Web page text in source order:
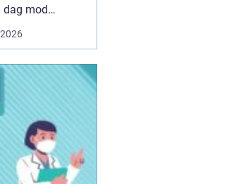
dag mod
som en
indeklima.
på energi
kravene til CO2-
stiger, og
olie-
bliver både ...